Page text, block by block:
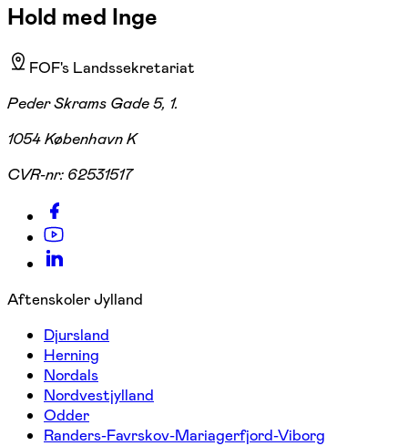
Hold med Inge
FOF's Landssekretariat
Peder Skrams Gade 5, 1.
1054 København K
CVR-nr: 62531517
Aftenskoler Jylland
Djursland
Herning
Nordals
Nordvestjylland
Odder
Randers-Favrskov-Mariagerfjord-Viborg